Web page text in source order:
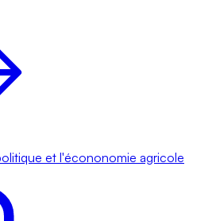
et l'écononomie agricole